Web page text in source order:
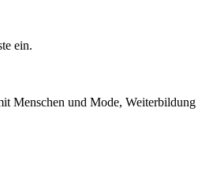
ein.
Menschen und Mode, Weiterbildung